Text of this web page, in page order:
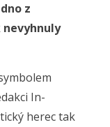
z
nevyhnuly
In-
herec tak